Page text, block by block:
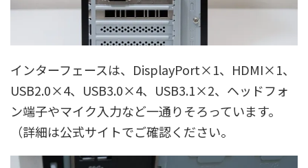
インターフェースは、DisplayPort×1、HDMI×1、
USB2.0×4、USB3.0×4、USB3.1×2、ヘッドフォ
ン端子やマイク入力など一通りそろっています。
（詳細は公式サイトでご確認ください。